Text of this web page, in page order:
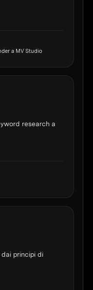
a MV Studio
research a
principi di